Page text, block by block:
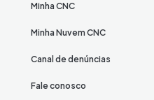
Minha CNC
Minha Nuvem CNC
Canal de denúncias
Fale conosco